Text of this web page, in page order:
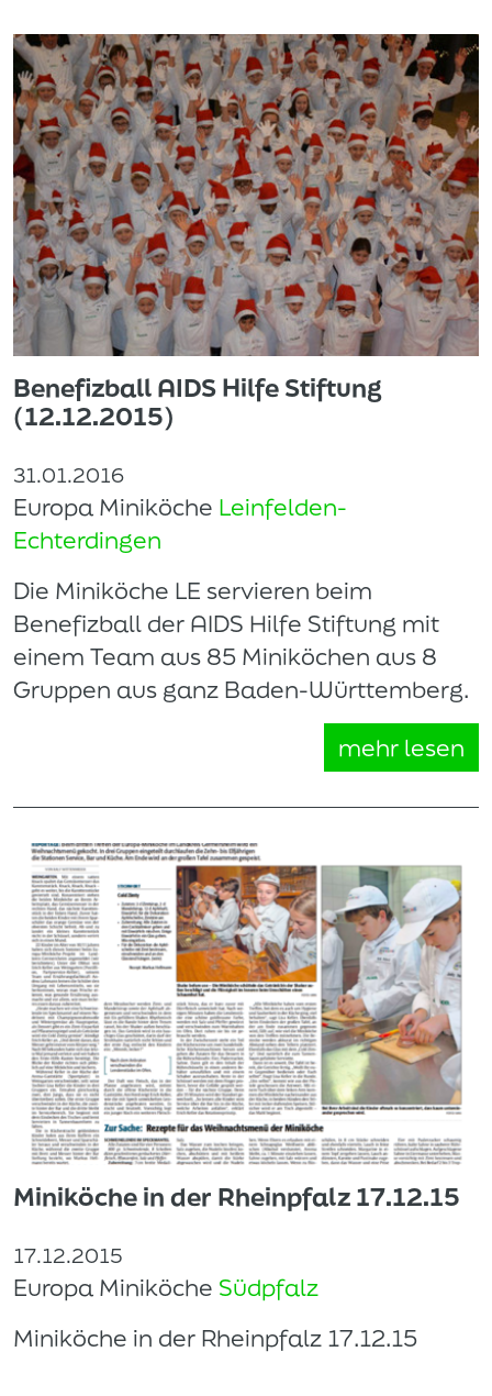
Benefizball AIDS Hilfe Stiftung
(12.12.2015)
31.01.2016
Europa Miniköche Leinfelden-
Echterdingen
Die Miniköche LE servieren beim
Benefizball der AIDS Hilfe Stiftung mit
einem Team aus 85 Miniköchen aus 8
Gruppen aus ganz Baden-Württemberg.
mehr lesen
Miniköche in der Rheinpfalz 17.12.15
17.12.2015
Europa Miniköche Südpfalz
Miniköche in der Rheinpfalz 17.12.15